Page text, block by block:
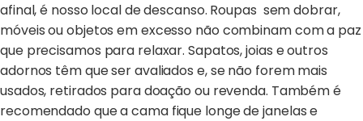
afinal, é nosso local de descanso. Roupas sem dobrar,
móveis ou objetos em excesso não combinam com a paz
que precisamos para relaxar. Sapatos, joias e outros
adornos têm que ser avaliados e, se não forem mais
usados, retirados para doação ou revenda. Também é
recomendado que a cama fique longe de janelas e